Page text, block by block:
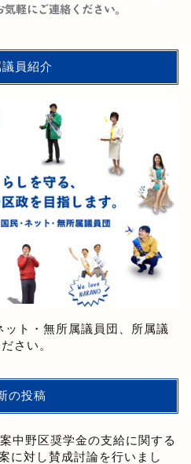
員紹介
ト・無所属議員団、所属議
さい。
の投稿
案中野区奨学金の支給に関する
に対し賛成討論を行いまし